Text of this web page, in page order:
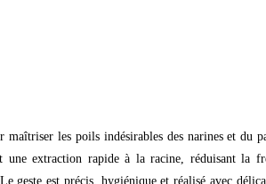
maîtriser les poils indésirables des narines et du
une extraction rapide à la racine, réduisant la
geste est précis, hygiénique et réalisé avec